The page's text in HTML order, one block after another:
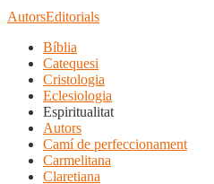
AutorsEditorials
Bíblia
Catequesi
Cristologia
Eclesiologia
Espiritualitat
Autors
Camí de perfeccionament
Carmelitana
Claretiana